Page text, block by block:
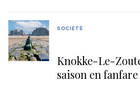
Knokke-Le-
saison en fanfare
SOCIÉTÉ